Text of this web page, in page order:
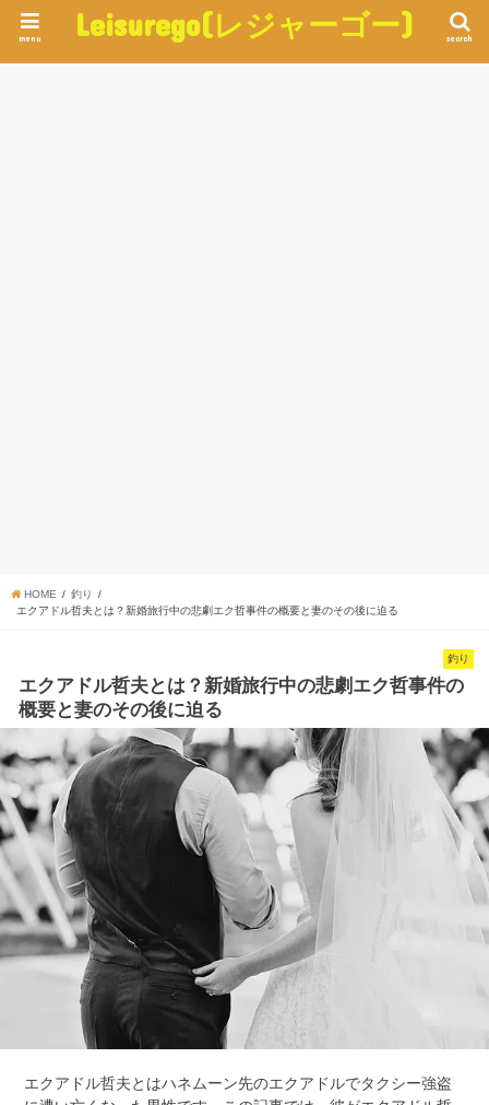
Leisurego(レジャーゴー) search
menu
HOME
釣り
エクアドル哲夫とは？新婚旅行中の悲劇エク哲事件の概要と妻のその後に迫る
釣り
エクアドル哲夫とは？新婚旅行中の悲劇エク哲事件の
概要と妻のその後に迫る
エクアドル哲夫とはハネムーン先のエクアドルでタクシー強盗